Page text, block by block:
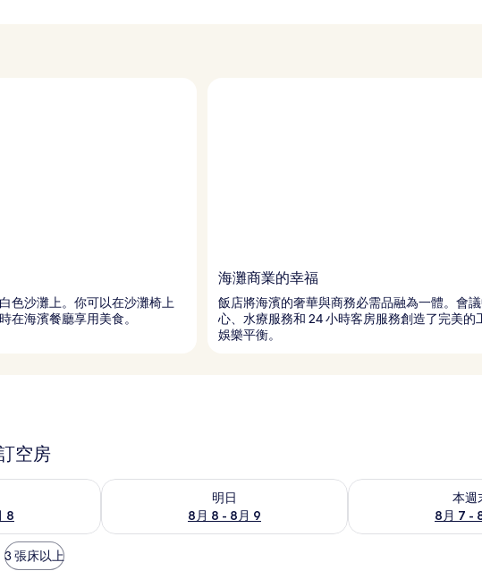
色沙灘上。你可以在沙灘椅上
在海濱餐廳享用美食。
海灘商業的幸福
飯店將海濱的奢華與商務必需品融為一體。會
心、水療服務和 24 小時客房服務創造了完美的
娛樂平衡。
空房
8
訂空房
明日
8月 8 - 8月 9
查看明日 8月 8 - 8月 9的可訂空房
本週
8月 7 -
查看本週末 8月 7 - 8
3 張床以上